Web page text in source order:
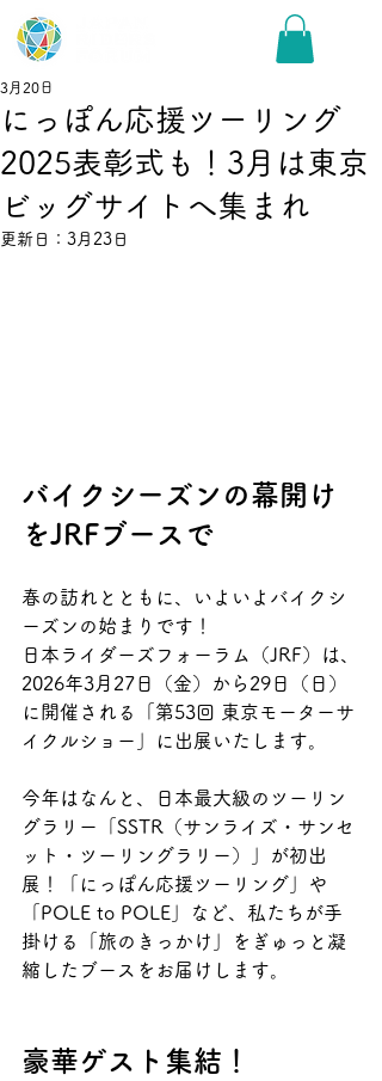
にっぽん応援ツーリング
2025表彰式も！3月は東京
ビッグサイトへ集まれ
3月20日
更新日： 3月23日
バイクシーズンの幕開け
をJRFブースで
春の訪れとともに、いよいよバイクシ
ーズンの始まりです！
日本ライダーズフォーラム（JRF）は、
2026年3月27日（金）から29日（日）
に開催される「第53回 東京モーターサ
イクルショー」に出展いたします。
今年はなんと、日本最大級のツーリン
グラリー「SSTR（サンライズ・サンセ
ット・ツーリングラリー）」が初出
展！「にっぽん応援ツーリング」や
「POLE to POLE」など、私たちが手
掛ける「旅のきっかけ」をぎゅっと凝
縮したブースをお届けします。
豪華ゲスト集結！